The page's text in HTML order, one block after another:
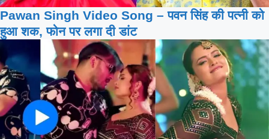
Pawan Singh Video Song – पवन सिंह की पत्नी को
हुआ शक, फोन पर लगा दी डांट